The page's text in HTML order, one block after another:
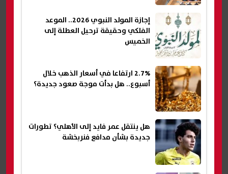
إجازة المولد النبوي 2026.. الموعد
الفلكي وحقيقة ترحيل العطلة إلى
الخميس
2.7% ارتفاعا في أسعار الذهب خلال
أسبوع.. هل بدأت موجة صعود جديدة؟
هل ينتقل عمر فايد إلى الأهلي؟ تطورات
جديدة بشأن مدافع فنربخشة